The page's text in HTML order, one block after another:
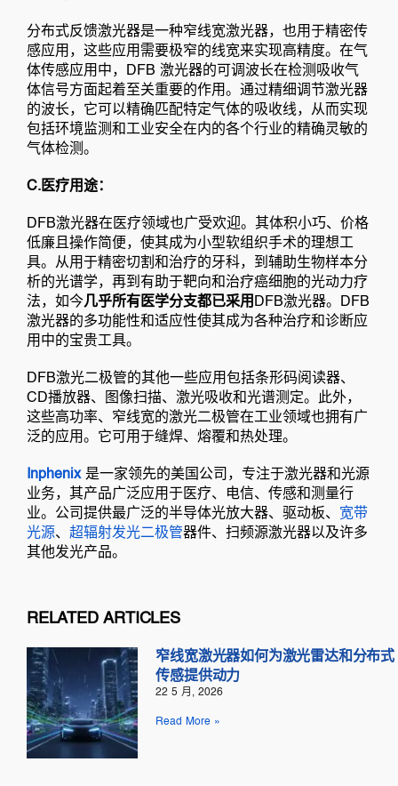
分布式反馈激光器是一种窄线宽激光器，也用于精密传
感应用，这些应用需要极窄的线宽来实现高精度。在气
体传感应用中，DFB 激光器的可调波长在检测吸收气
体信号方面起着至关重要的作用。通过精细调节激光器
的波长，它可以精确匹配特定气体的吸收线，从而实现
包括环境监测和工业安全在内的各个行业的精确灵敏的
气体检测。
C.医疗用途：
DFB激光器在医疗领域也广受欢迎。其体积小巧、价格
低廉且操作简便，使其成为小型软组织手术的理想工
具。从用于精密切割和治疗的牙科，到辅助生物样本分
析的光谱学，再到有助于靶向和治疗癌细胞的光动力疗
法，如今几乎所有医学分支都已采用 DFB激光器。DFB
激光器的多功能性和适应性使其成为各种治疗和诊断应
用中的宝贵工具。
DFB激光二极管的其他一些应用包括条形码阅读器、
CD播放器、图像扫描、激光吸收和光谱测定。此外，
这些高功率、窄线宽的激光二极管在工业领域也拥有广
泛的应用。它可用于缝焊、熔覆和热处理。
Inphenix是一家领先的美国公司，专注于激光器和光源
业务，其产品广泛应用于医疗、电信、传感和测量行
业。公司提供最广泛的半导体光放大器、驱动板、 宽带
光源、 超辐射发光二极管器件、扫频源激光器以及许多
其他发光产品。
RELATED ARTICLES
窄线宽激光器如何为激光雷达和分布式
传感提供动力
22 5 月, 2026
Read More »